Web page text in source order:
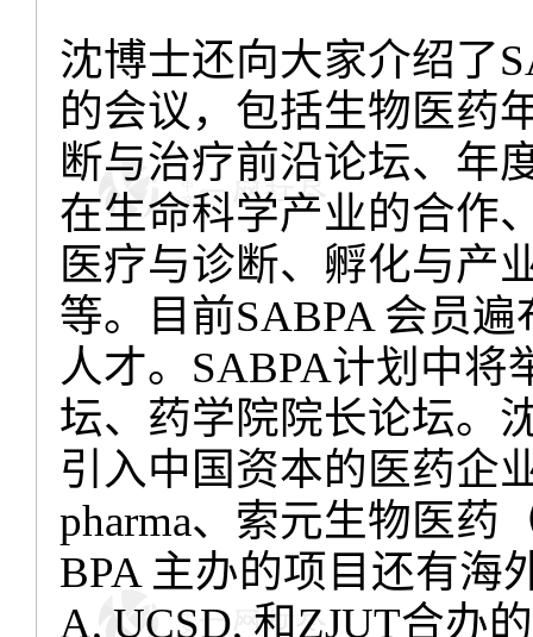
沈博士还向大家介绍了
的会议，包括生物医药
断与治疗前沿论坛、年
在生命科学产业的合作
医疗与诊断、孵化与产
等。目前SABPA 会员遍
人才。 SABPA计划中将
坛、药学院院长论坛。
引入中国资本的医药企
pharma、索元生物医药
BPA 主办的项目还有海
A, UCSD, 和ZJUT合办的